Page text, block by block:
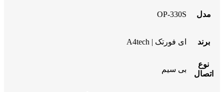
مدل OP-330S
برند ای فورتک | A4tech
نوع
اتصال
بی سیم